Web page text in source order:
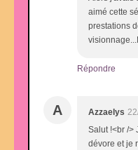
aimé cette
prestations
Répondre
A Azzaelys
Salut !<br />
dévore et je